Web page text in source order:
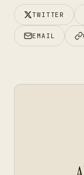
TWITTER
EMAIL